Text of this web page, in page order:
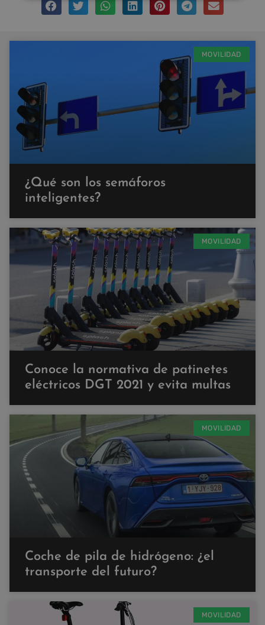
MOVILIDAD
¿Qué son los semáforos
inteligentes?
MOVILIDAD
Conoce la normativa de patinetes
eléctricos DGT 2021 y evita multas
MOVILIDAD
Coche de pila de hidrógeno: ¿el
transporte del futuro?
MOVILIDAD